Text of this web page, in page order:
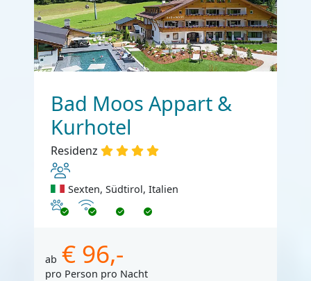
Bad Moos Appart &
Kurhotel
Residenz
Sexten, Südtirol, Italien
Haustiere erlaubt
Internet
ab € 96,-
pro Person pro Nacht